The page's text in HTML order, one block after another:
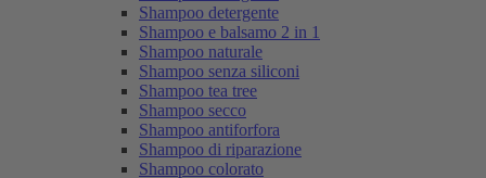
Shampoo detergente
Shampoo e balsamo 2 in 1
Shampoo naturale
Shampoo senza siliconi
Shampoo tea tree
Shampoo secco
Shampoo antiforfora
Shampoo di riparazione
Shampoo colorato